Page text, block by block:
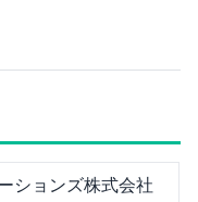
ションズ株式会社